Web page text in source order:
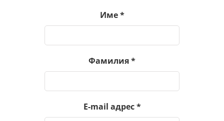
Име*
Фамилия*
E-mail адрес*